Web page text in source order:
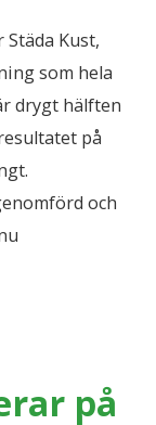
Kust,
som hela
drygt hälften
på
och
på